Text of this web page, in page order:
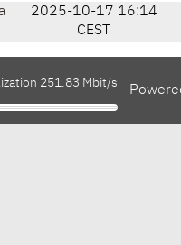
2025-10-17 16:14
CEST
251.83 Mbit/s